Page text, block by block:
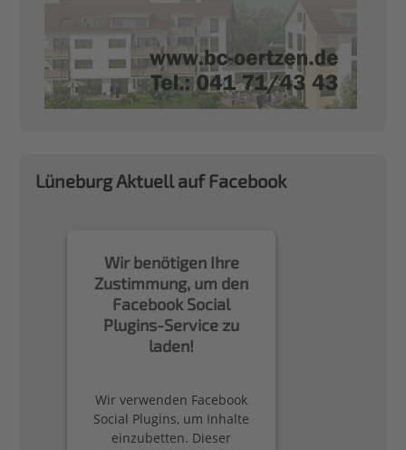
Lüneburg Aktuell auf Facebook
Wir benötigen Ihre
Zustimmung, um den
Facebook Social
Plugins-Service zu
laden!
Wir verwenden Facebook
Social Plugins, um Inhalte
einzubetten. Dieser